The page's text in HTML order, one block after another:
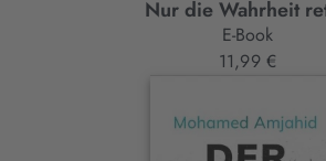
Christoph Röhl
Nur die Wahrheit
E-Book
11,99 €